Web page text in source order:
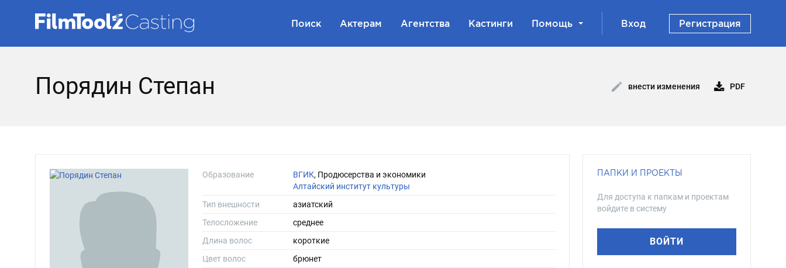
Поиск Актерам Агентства Кастинги Помощь Вход Регистрация
Порядин Степан внести изменения PDF
Образование ВГИК, Продюсерства и экономики
Алтайский институт культуры
Тип внешности
азиатский
Телосложение
среднее
Длина волос
короткие
Цвет волос
брюнет
ПАПКИ И ПРОЕКТЫ
Для доступа к папкам и проектам
войдите в систему
ВОЙТИ